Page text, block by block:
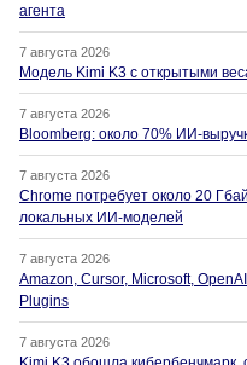
агента
7 августа 2026
Модель Kimi K3 с открытыми
7 августа 2026
Bloomberg: около 70% ИИ-
7 августа 2026
Chrome потребует около 20
локальных ИИ-моделей
7 августа 2026
Amazon, Cursor, Microsoft,
Plugins
7 августа 2026